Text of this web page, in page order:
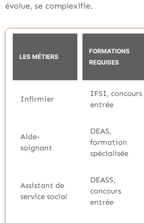
évolue, se complexifie.
LES MÉTIERS
FORMATIONS
REQUISES
Infirmier
IFSI, concours
entrée
Aide-
soignant
DEAS,
formation
spécialisée
Assistant de
service social
DEASS,
concours
entrée